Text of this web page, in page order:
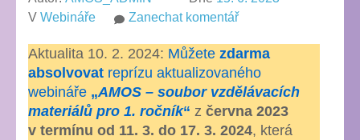
V Webináře Zanechat komentářna
AMOS
se
vrací
v nové
podobě!
Aktualita 10. 2. 2024: Můžete zdarma
absolvovat reprízu aktualizovaného
webináře „AMOS – soubor vzdělávacích
materiálů pro 1. ročník“ z června 2023
v termínu od 11. 3. do 17. 3. 2024, která